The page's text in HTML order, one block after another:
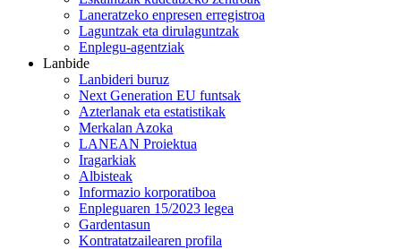
Laneratzeko enpresen erregistroa
Laguntzak eta dirulaguntzak
Enplegu-agentziak
Lanbide
Lanbideri buruz
Next Generation EU funtsak
Azterlanak eta estatistikak
Merkalan Azoka
LANEAN Proiektua
Iragarkiak
Albisteak
Informazio korporatiboa
Enpleguaren 15/2023 legea
Gardentasun
Kontratatzailearen profila